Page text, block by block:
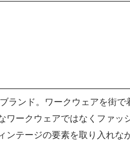
ランド。ワークウェアを街で
ークウェアではなくファッ
テージの要素を取り入れな